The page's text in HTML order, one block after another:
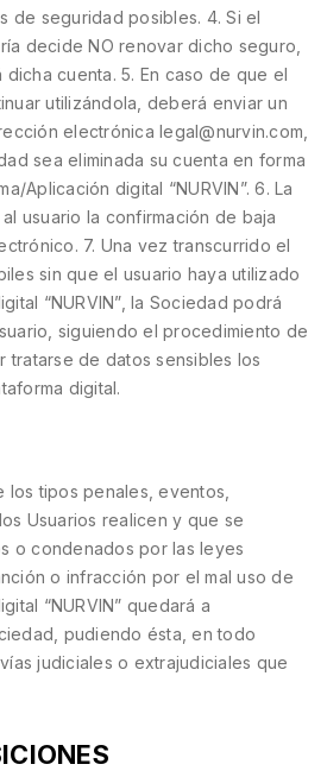
de seguridad posibles. 4. Si el
decide NO renovar dicho seguro,
cuenta. 5. En caso de que el
utilizándola, deberá enviar un
electrónica legal@nurvin.com,
sea eliminada su cuenta en forma
Aplicación digital “NURVIN”. 6. La
usuario la confirmación de baja
7. Una vez transcurrido el
sin que el usuario haya utilizado
“NURVIN”, la Sociedad podrá
siguiendo el procedimiento de
tratarse de datos sensibles los
digital.
tipos penales, eventos,
Usuarios realicen y que se
o condenados por las leyes
o infracción por el mal uso de
“NURVIN” quedará a
pudiendo ésta, en todo
judiciales o extrajudiciales que